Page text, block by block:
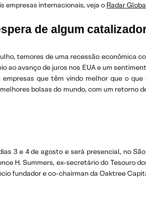
empresas internacionais, veja o Radar
de algum
temores de uma recessão econômica
ao avanço de juros nos EUA e um
que têm vindo melhor que o
bolsas do mundo, com um retorno
3 e 4 de agosto e será presencial, no
H. Summers, ex-secretário do Tesouro
fundador e co-chairman da Oaktree